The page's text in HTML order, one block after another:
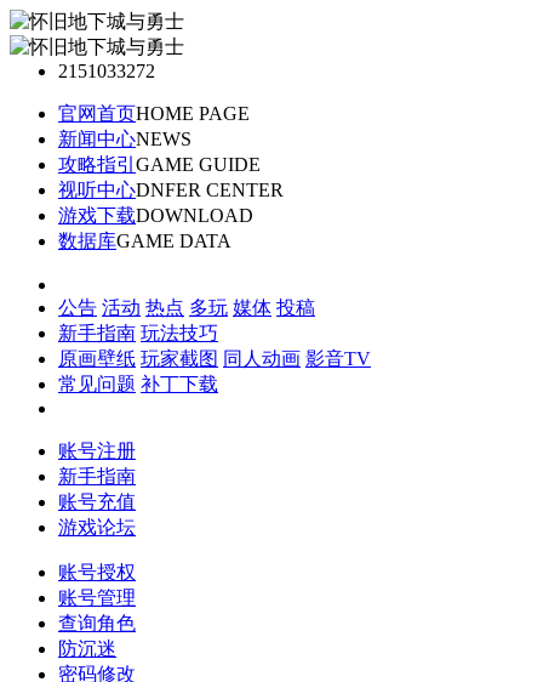
2151033272
官网首页HOME PAGE
新闻中心NEWS
攻略指引 GAME GUIDE
视听中心DNFER CENTER
游戏下载DOWNLOAD
数据库GAME DATA
公告 活动 热点 多玩 媒体 投稿
新手指南 玩法技巧
原画壁纸 玩家截图 同人动画 影音TV
常见问题 补丁下载
账号注册
新手指南
账号充值
游戏论坛
账号授权
账号管理
查询角色
防沉迷
密码修改